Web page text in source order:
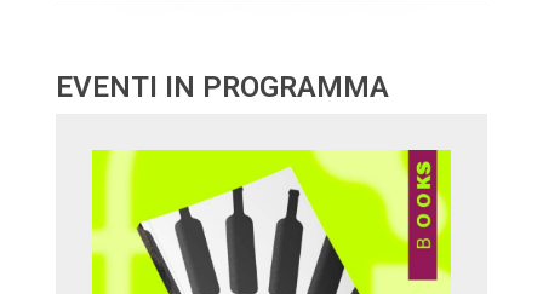
EVENTI IN PROGRAMMA